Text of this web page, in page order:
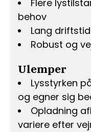
Flere
behov
Lang
Robust og
Ulemper
Lysstyrken
og egner sig
Opladning
variere efter